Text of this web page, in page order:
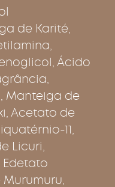
de Karité,
Ácido
Manteiga de
Acetato de
11,
Licuri,